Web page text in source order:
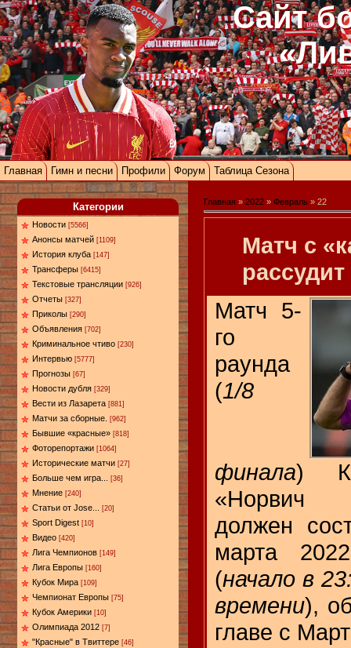
Сайт
Главная Гимн и песни Профили Форум Таблица Сезона
Категории
Новости [5566]
Анонсы матчей [1109]
История клуба [147]
Трансферы [6415]
Текстовые трансляции [926]
Отчеты [327]
Приколы [290]
Объявления [702]
Криминальное чтиво [230]
Интервью [5777]
Прогнозы [67]
Новости дубля [329]
Вести из Лазарета [881]
Матчи за сборные. [962]
Бывшие «красные» [818]
Фоторепортажи [1064]
Исторические матчи [27]
Больше чем игра... [36]
Мнение [240]
Статьи от Jose... [20]
Sport Digest [10]
Видео [420]
Лига Чемпионов [149]
Лига Европы [160]
Кубок Мира [109]
Чемпионат Европы [75]
Кубок Америки [10]
Олимпиада 2012 [7]
"Красные" в Твиттере [46]
Главная » 2022 » Февраль » 22
Матч с
Матч 5-
го
раунда
(1/8
финала)
«Норвич
должен
марта
(начало в
времени),
главе с